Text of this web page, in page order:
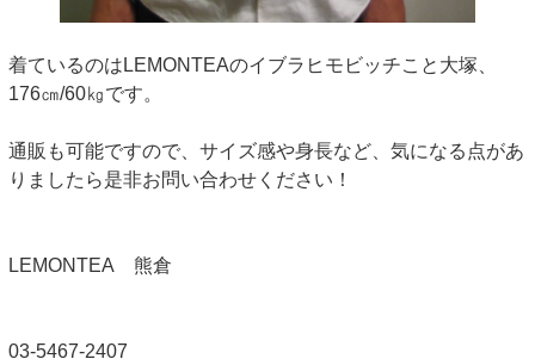
着ているのはLEMONTEAのイブラヒモビッチこと大塚、
176㎝/60㎏です。
通販も可能ですので、サイズ感や身長など、気になる点があ
りましたら是非お問い合わせください！
LEMONTEA 熊倉
03-5467-2407